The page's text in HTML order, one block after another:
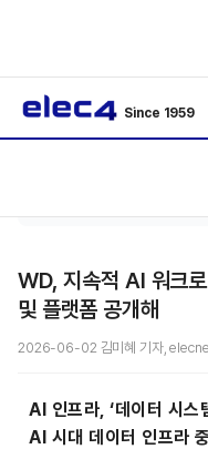
Since 1959
WD, 지속적 AI 워크
및 플랫폼 공개해
2026-06-02 김미혜 기자,
AI 인프라, ‘데이터 시스
AI 시대 데이터 인프라